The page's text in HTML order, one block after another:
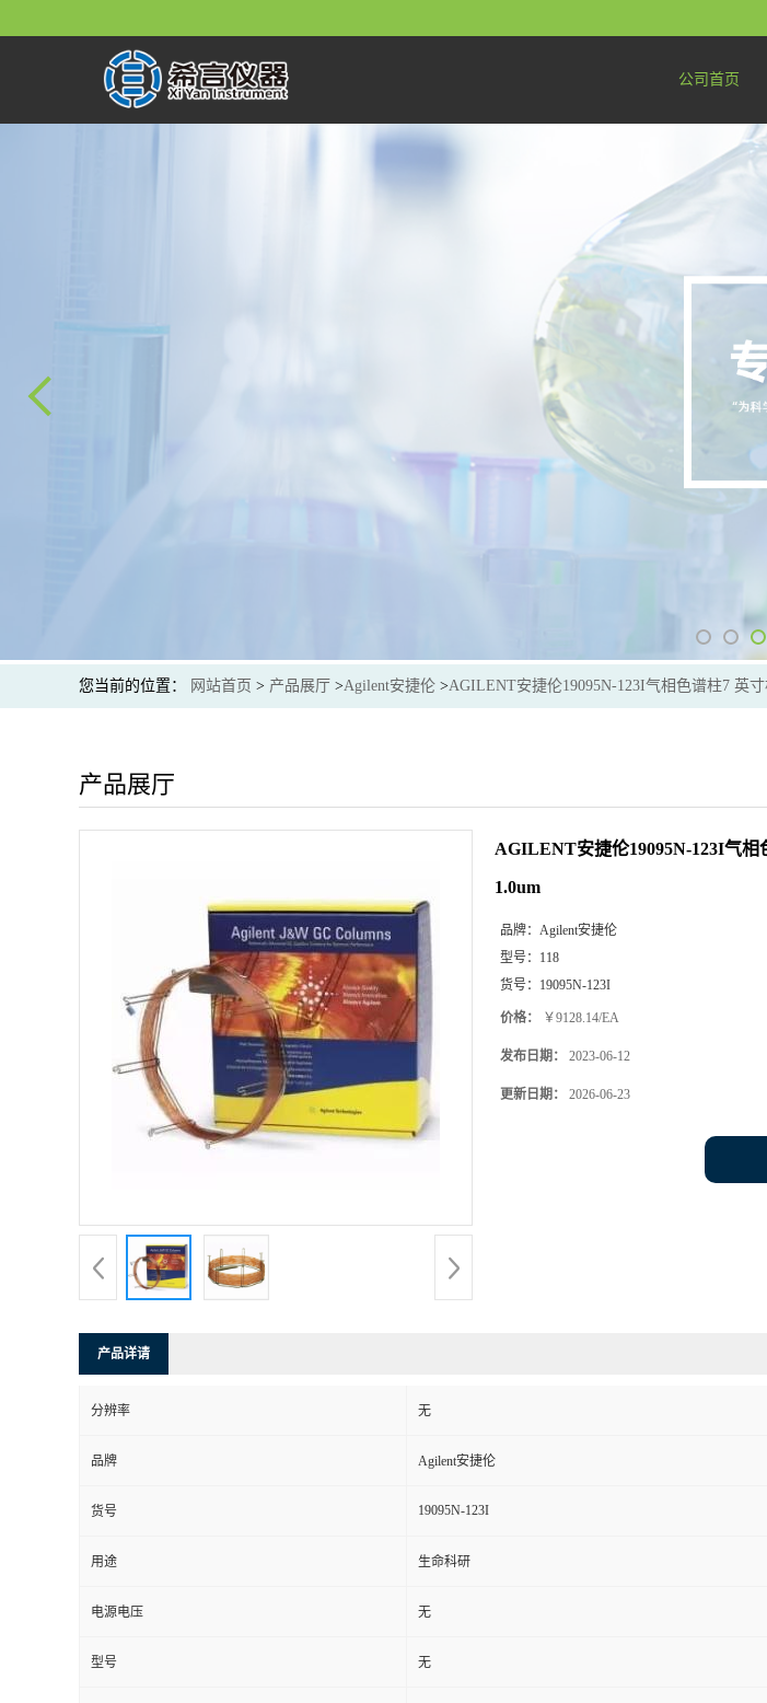
公司首页
您当前的位置： 网站首页 > 产品展厅 >Agilent安捷伦 >AGILENT安捷伦19095N-123I气相色谱柱7 英
产品展厅
AGILENT安捷伦19095N-123I气相
1.0um
品牌： Agilent安捷伦
型号： 118
货号： 19095N-123I
价格： ￥9128.14/EA
发布日期： 2023-06-12
更新日期： 2026-06-23
产品详请
分辨率 无
品牌 Agilent安捷伦
货号 19095N-123I
用途 生命科研
电源电压 无
型号 无